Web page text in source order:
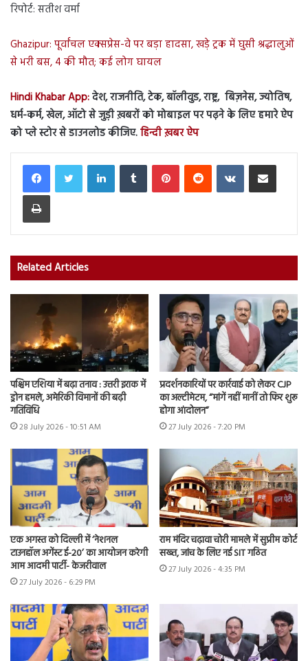
रिपोर्ट: सतीश वर्मा
Ghazipur: पूर्वांचल एक्सप्रेस-वे पर बड़ा हादसा, खड़े ट्रक में घुसी श्रद्धालुओं
से भरी बस, 4 की मौत; कई लोग घायल
Hindi Khabar App:देश, राजनीति, टेक, बॉलीवुड, राष्ट्र, बिज़नेस, ज्योतिष,
धर्म-कर्म, खेल, ऑटो से जुड़ी ख़बरों को मोबाइल पर पढ़ने के लिए हमारे ऐप
को प्ले स्टोर से डाउनलोड कीजिए.हिन्दी ख़बर ऐप
LinkedInTumblr PinterestReddit VKontakteShare via Email
Print
Related Articles
पश्चिम एशिया में बढ़ा तनाव : उत्तरी इराक में
ड्रोन हमले, अमेरिकी विमानों की बढ़ी
गतिविधि
28 July 2026 - 10:51 AM
प्रदर्शनकारियों पर कार्रवाई को लेकर CJP
का अल्टीमेटम, “मांगें नहीं मानीं तो फिर शुरू
होगा आंदोलन”
27 July 2026 - 7:20 PM
एक अगस्त को दिल्ली में ‘नेशनल
टाउनहॉल अगेंस्ट ई-20’ का आयोजन करेगी
आम आदमी पार्टी- केजरीवाल
27 July 2026 - 6:29 PM
राम मंदिर चढ़ावा चोरी मामले में सुप्रीम कोर्ट
सख्त, जांच के लिए नई SIT गठित
27 July 2026 - 4:35 PM